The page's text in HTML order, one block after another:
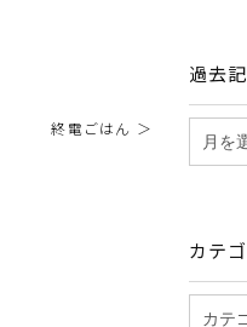
終電ごはん ＞
過去
カテ